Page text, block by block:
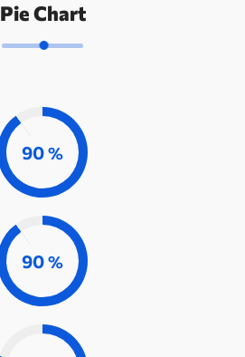
Pie Chart
90%
90%